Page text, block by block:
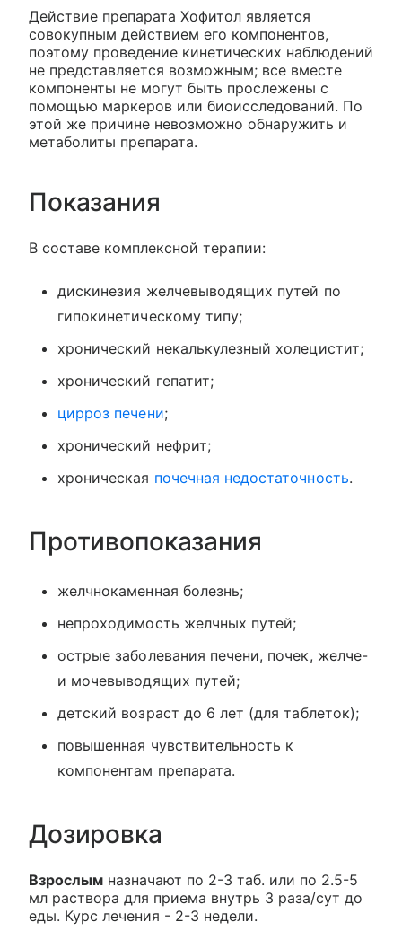
Действие препарата Хофитол является
совокупным действием его компонентов,
поэтому проведение кинетических наблюдений
не представляется возможным; все вместе
компоненты не могут быть прослежены с
помощью маркеров или биоисследований. По
этой же причине невозможно обнаружить и
метаболиты препарата.
Показания
В составе комплексной терапии:
дискинезия желчевыводящих путей по
гипокинетическому типу;
хронический некалькулезный холецистит;
хронический гепатит;
цирроз печени;
хронический нефрит;
хроническая почечная недостаточность.
Противопоказания
желчнокаменная болезнь;
непроходимость желчных путей;
острые заболевания печени, почек, желче-
и мочевыводящих путей;
детский возраст до 6 лет (для таблеток);
повышенная чувствительность к
компонентам препарата.
Дозировка
Взрослым назначают по 2-3 таб. или по 2.5-5
мл раствора для приема внутрь 3 раза/сут до
еды. Курс лечения - 2-3 недели.